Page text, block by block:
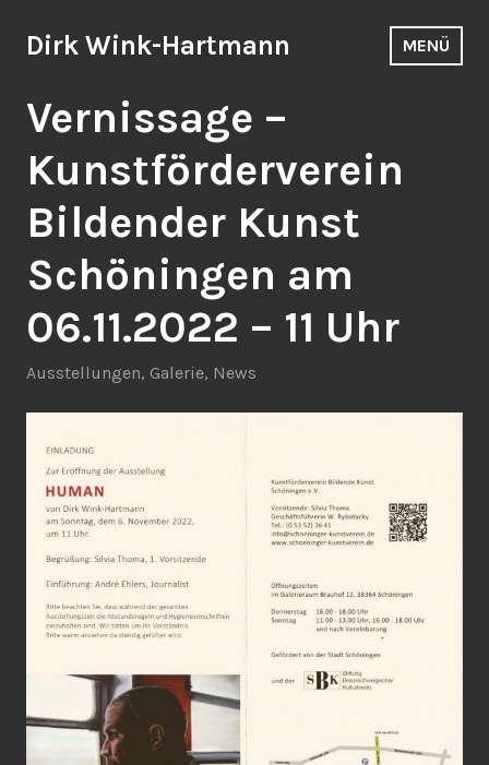
Inhalt
Dirk Wink-Hartmann MENÜ
Vernissage –
Kunstförderverein
Bildender Kunst
Schöningen am
06.11.2022 – 11 Uhr
Ausstellungen, Galerie, News